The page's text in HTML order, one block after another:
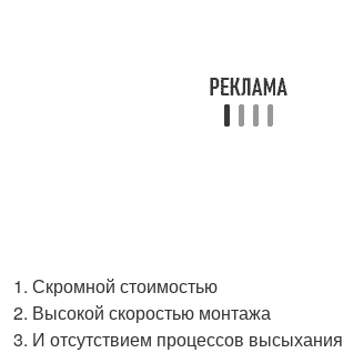
Скромной стоимостью
Высокой скоростью монтажа
И отсутствием процессов высыхания